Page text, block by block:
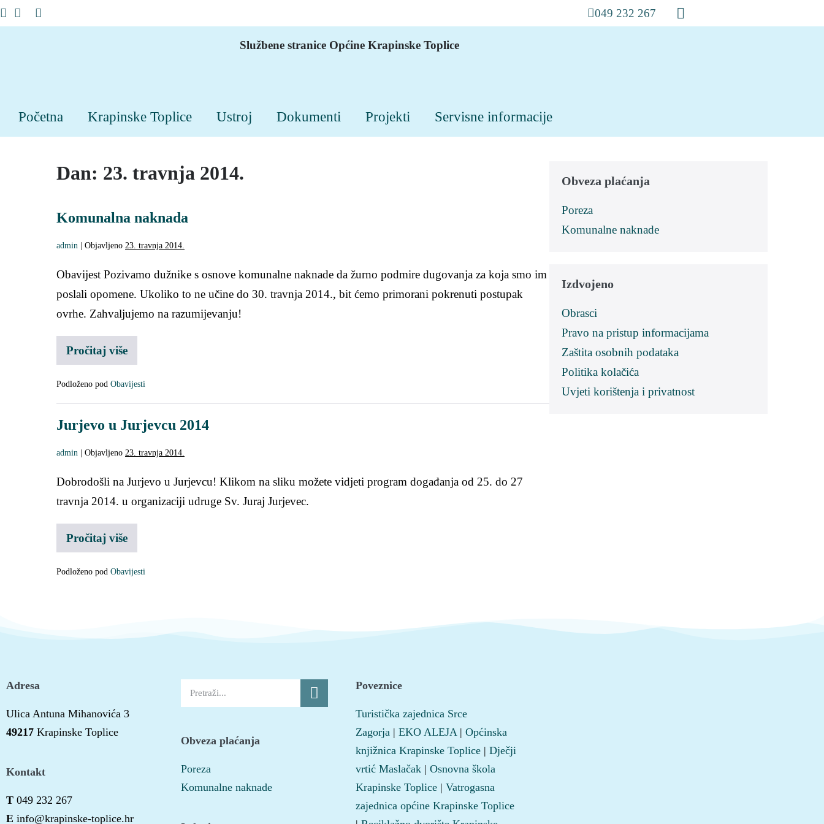
049 232 267
Službene stranice Općine Krapinske Toplice
Početna Krapinske Toplice Ustroj Dokumenti Projekti Servisne informacije
Dan: 23. travnja 2014.
Komunalna naknada
admin Objavljeno 23. travnja 2014.
Obavijest Pozivamo dužnike s osnove komunalne naknade da žurno podmire dugovanja za koja smo im
poslali opomene. Ukoliko to ne učine do 30. travnja 2014., bit ćemo primorani pokrenuti postupak
ovrhe. Zahvaljujemo na razumijevanju!
Pročitaj više
Podloženo pod Obavijesti
Jurjevo u Jurjevcu 2014
admin Objavljeno 23. travnja 2014.
Dobrodošli na Jurjevo u Jurjevcu! Klikom na sliku možete vidjeti program događanja od 25. do 27
travnja 2014. u organizaciji udruge Sv. Juraj Jurjevec.
Pročitaj više
Podloženo pod Obavijesti
Obveza plaćanja
Poreza
Komunalne naknade
Izdvojeno
Obrasci
Pravo na pristup informacijama
Zaštita osobnih podataka
Politika kolačića
Uvjeti korištenja i privatnost
Adresa
Ulica Antuna Mihanovića 3
49217 Krapinske Toplice
Kontakt
T 049 232 267
E info@krapinske-toplice.hr
Obveza plaćanja
Poreza
Komunalne naknade
Poveznice
Turistička zajednica Srce
Zagorja | EKO ALEJA| Općinska
knjižnica Krapinske Toplice | Dječji
vrtić Maslačak | Osnovna škola
Krapinske Toplice | Vatrogasna
zajednica općine Krapinske Toplice